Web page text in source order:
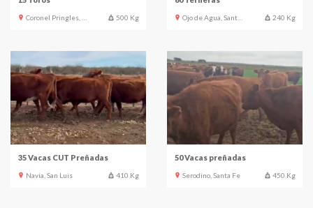
500 Kg 240 Kg
35 Vacas CUT Preñadas
Navia, San Luis 410 Kg
50 Vacas preñadas
Serodino, Santa Fe 450 Kg